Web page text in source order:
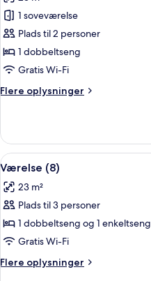
af
Værelse
(7)
1 soveværelse
Plads til 2 personer
1 dobbeltseng
Gratis Wi-Fi
Flere oplysninger
Flere
(7)
Indlæs
alle
billeder
af
Værelse
(8)
8
Værelse (8)
23 m²
Plads til 3 personer
1 dobbeltseng og 1 enkeltseng
Gratis Wi-Fi
Flere oplysninger
Flere